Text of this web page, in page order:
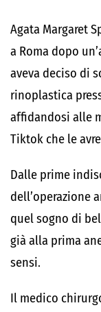
Agata Margaret
a Roma dopo
aveva deciso di
rinoplastica
affidandosi alle
Tiktok che le
Dalle prime
dell’operazione
quel sogno di
già alla prima
sensi.
Il medico